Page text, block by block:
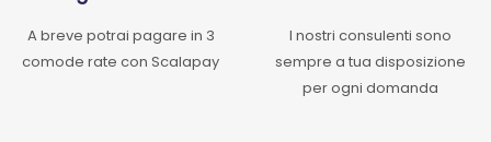
A breve potrai pagare in 3
comode rate con Scalapay
I nostri consulenti sono
sempre a tua disposizione
per ogni domanda